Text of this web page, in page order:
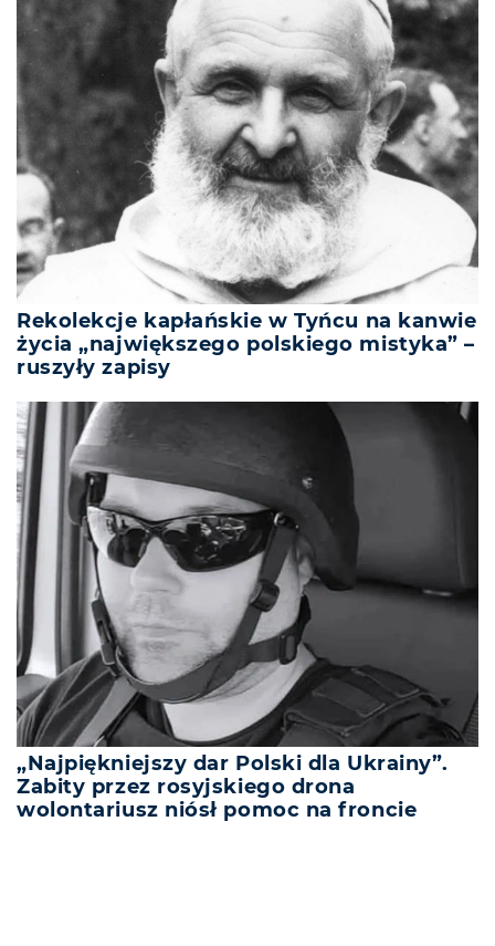
Rekolekcje kapłańskie w Tyńcu na kanwie
życia „największego polskiego mistyka” –
ruszyły zapisy
„Najpiękniejszy dar Polski dla Ukrainy”.
Zabity przez rosyjskiego drona
wolontariusz niósł pomoc na froncie